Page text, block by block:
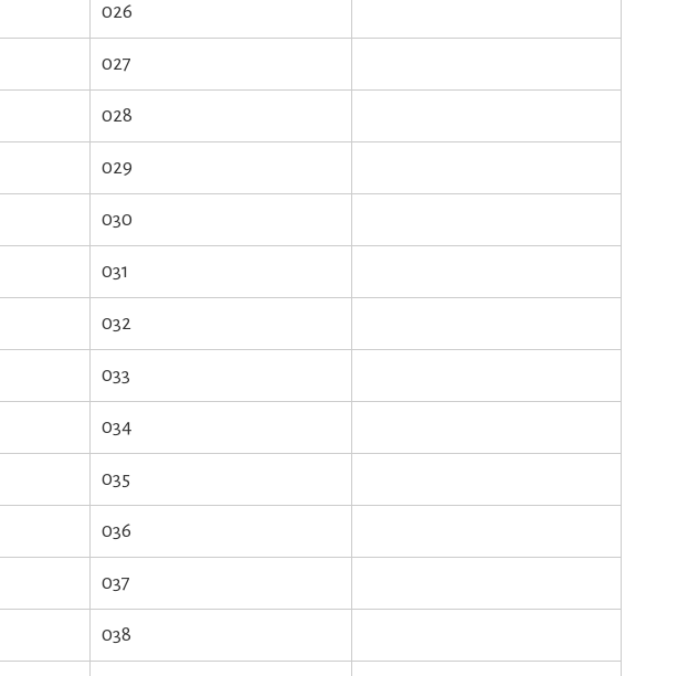
026
027
028
029
030
031
032
033
034
035
036
037
038